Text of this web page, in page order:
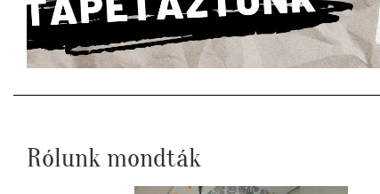
Rólunk mondták